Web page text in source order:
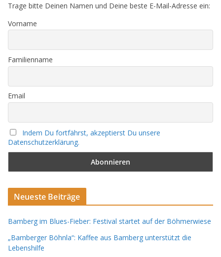
Trage bitte Deinen Namen und Deine beste E-Mail-Adresse ein:
Vorname
Familienname
Email
Indem Du fortfährst, akzeptierst Du unsere
Datenschutzerklärung.
Neueste Beiträge
Bamberg im Blues-Fieber: Festival startet auf der Böhmerwiese
„Bamberger Böhnla“: Kaffee aus Bamberg unterstützt die
Lebenshilfe